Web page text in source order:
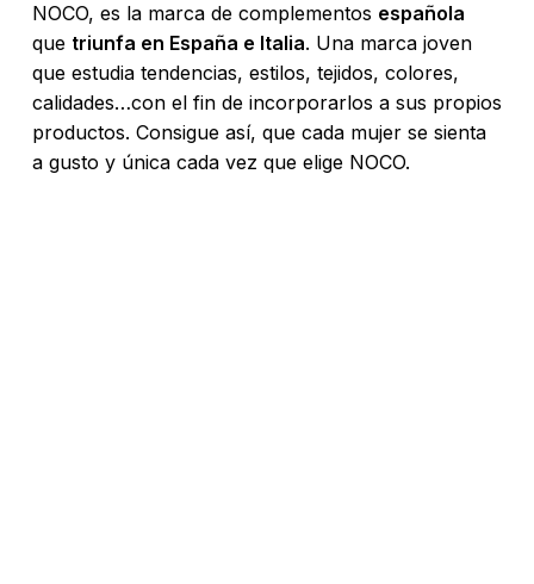
NOCO, es la marca de complementos española
que triunfa en España e Italia. Una marca joven
que estudia tendencias, estilos, tejidos, colores,
calidades…con el fin de incorporarlos a sus propios
productos. Consigue así, que cada mujer se sienta
a gusto y única cada vez que elige NOCO.